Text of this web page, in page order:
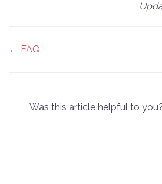
Doc
← FAQ
Was this article helpful to